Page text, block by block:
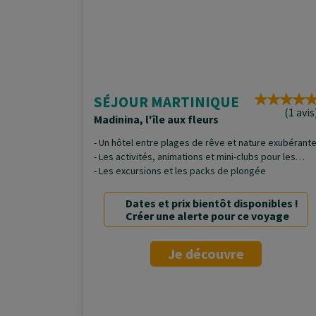
SÉJOUR MARTINIQUE
Madinina, l'île aux fleurs (1
- Un hôtel entre plages de rêve et nature exubérante
- Les activités, animations et mini-clubs pour les
enfants
- Les excursions et les packs de plongée
Dates et prix bientôt disponibles !
Créer une alerte pour ce voyage
Je découvre